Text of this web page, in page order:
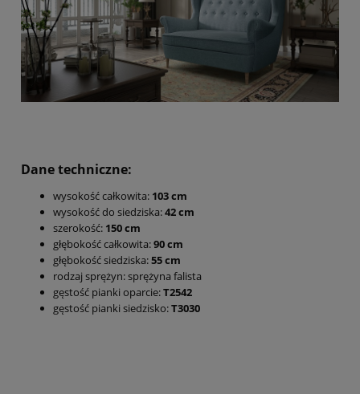
Dane techniczne:
wysokość całkowita: 103 cm
wysokość do siedziska:42 cm
szerokość: 150 cm
głębokość całkowita:90 cm
głębokość siedziska:55 cm
rodzaj sprężyn: sprężyna falista
gęstość pianki oparcie:T2542
gęstość pianki siedzisko:T3030